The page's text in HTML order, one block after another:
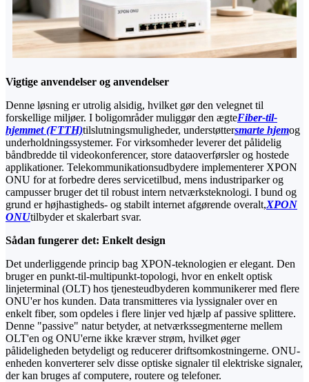
Vigtige anvendelser og anvendelser
Denne løsning er utrolig alsidig, hvilket gør den velegnet til
forskellige miljøer. I boligområder muliggør den ægteFiber-til-
hjemmet (FTTH)tilslutningsmuligheder, understøttersmarte hjemog
underholdningssystemer. For virksomheder leverer det pålidelig
båndbredde til videokonferencer, store dataoverførsler og hostede
applikationer. Telekommunikationsudbydere implementerer XPON
ONU for at forbedre deres servicetilbud, mens industriparker og
campusser bruger det til robust intern netværksteknologi. I bund og
grund er højhastigheds- og stabilt internet afgørende overalt,XPON
ONUtilbyder et skalerbart svar.
Sådan fungerer det: Enkelt design
Det underliggende princip bag XPON-teknologien er elegant. Den
bruger en punkt-til-multipunkt-topologi, hvor en enkelt optisk
linjeterminal (OLT) hos tjenesteudbyderen kommunikerer med flere
ONU'er hos kunden. Data transmitteres via lyssignaler over en
enkelt fiber, som opdeles i flere linjer ved hjælp af passive splittere.
Denne "passive" natur betyder, at netværkssegmenterne mellem
OLT'en og ONU'erne ikke kræver strøm, hvilket øger
pålideligheden betydeligt og reducerer driftsomkostningerne. ONU-
enheden konverterer selv disse optiske signaler til elektriske signaler,
der kan bruges af computere, routere og telefoner.